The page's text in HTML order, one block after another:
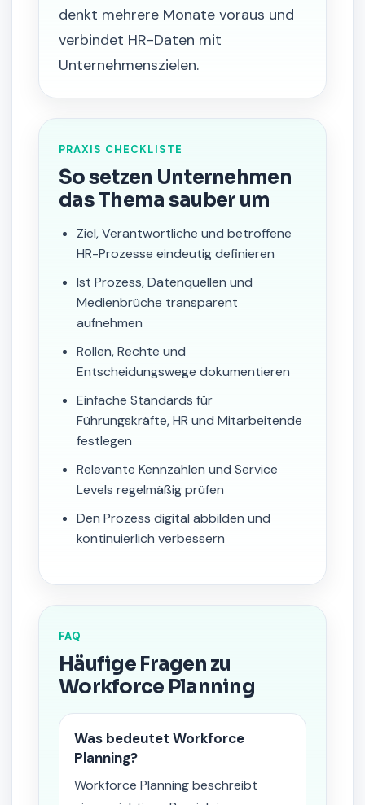
denkt mehrere Monate voraus und
verbindet HR-Daten mit
Unternehmenszielen.
PRAXIS CHECKLISTE
So setzen Unternehmen
das Thema sauber um
Ziel, Verantwortliche und betroffene
HR-Prozesse eindeutig definieren
Ist Prozess, Datenquellen und
Medienbrüche transparent
aufnehmen
Rollen, Rechte und
Entscheidungswege dokumentieren
Einfache Standards für
Führungskräfte, HR und Mitarbeitende
festlegen
Relevante Kennzahlen und Service
Levels regelmäßig prüfen
Den Prozess digital abbilden und
kontinuierlich verbessern
FAQ
Häufige Fragen zu
Workforce Planning
Was bedeutet Workforce
Planning?
Workforce Planning beschreibt